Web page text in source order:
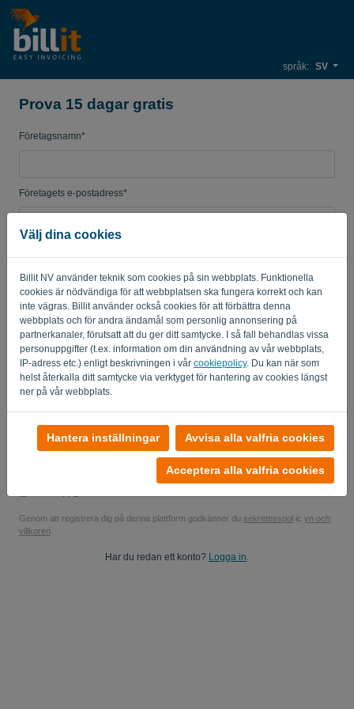
Välj dina cookies
Billit NV använder teknik som cookies på sin webbplats. Funktionella
cookies är nödvändiga för att webbplatsen ska fungera korrekt och kan
inte vägras. Billit använder också cookies för att förbättra denna
webbplats och för andra ändamål som personlig annonsering på
partnerkanaler, förutsatt att du ger ditt samtycke. I så fall behandlas vissa
personuppgifter (t.ex. information om din användning av vår webbplats,
IP-adress etc.) enligt beskrivningen i vår cookiepolicy. Du kan när som
helst återkalla ditt samtycke via verktyget för hantering av cookies längst
ner på vår webbplats.
Hantera inställningar Avvisa alla valfria cookies
Acceptera alla valfria cookies
språk: SV
Prova 15 dagar gratis
Företagsnamn*
Företagets e-postadress*
Land
Ja, du kan skicka mina produktuppdateringar..
Ja, du kan skicka mig marknadsföringsuppdateringar.
Starta din kostnadsfria provperiod
Inga strängar bifogade! 100% engagemangsfritt
Genom att registrera dig på denna plattform godkänner du sekretesspol ic yn och
villkoren
Har du redan ett konto? Logga in.